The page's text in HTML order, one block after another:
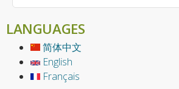
LANGUAGES
简体中文
English
Français